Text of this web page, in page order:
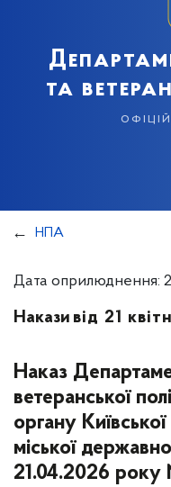
та
НПА
Дата оприлюднення:
Накази від 21
Наказ
ветеранської
органу
міської
21.04.2026